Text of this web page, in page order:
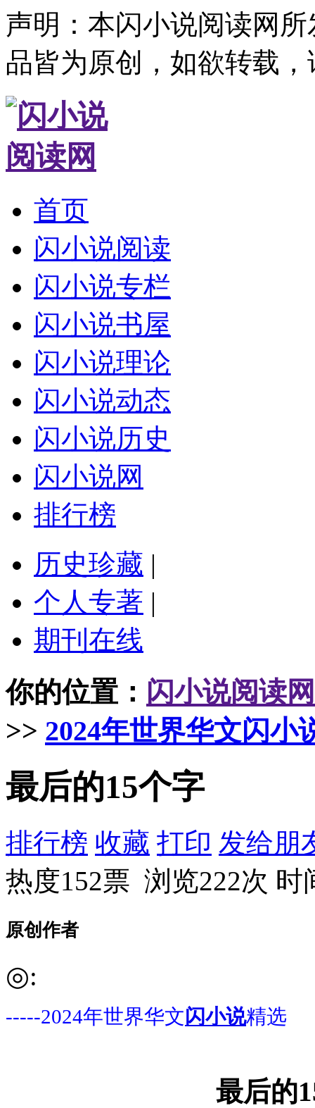
声明：本闪小说阅读网
品皆为原创，如欲转载
首页
闪小说阅读
闪小说专栏
闪小说书屋
闪小说理论
闪小说动态
闪小说历史
闪小说网
排行榜
历史珍藏 |
个人专著 |
期刊在线
你的位置： 闪小说阅读网
>> 2024年世界华文闪小
最后的15个字
排行榜 收藏 打印 发给朋
热度152票 浏览222次 时
原创作者
◎:
-----2024年世界华文闪小说精选
最后的